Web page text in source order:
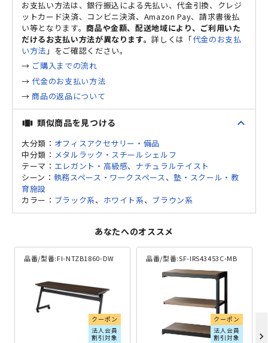
お支払い方法は、銀行振込による先払い、代金引換、クレジ
ットカード決済、コンビニ決済、Amazon Pay、請求書後払
い等となります。商品や金額、配送地域により、ご利用いた
だけるお支払い方法が異なります。詳しくは「代金のお支払
い方法 」をご確認ください。
→ ご購入までの流れ
→代金のお支払い方法
→ 商品の返品について
view_carousel 類似商品を見つける expand_less
大分類： オフィスアクセサリー・備品
中分類： メタルラック・スチールシェルフ
テーマ： エレガント・高級感、 ナチュラルテイスト
シーン： 執務スペース・ワークスペース、塾・スクール・教
育施設
カラー： ブラック系、 ホワイト系、 ブラウン系
あなたへのオススメ
品番/型番:FI-NTZB1860-DW
クーポン
法人会員
割引対象
品番/型番:SF-IRS43453C-MB
クーポン
法人会員
割引対象
chevron_right